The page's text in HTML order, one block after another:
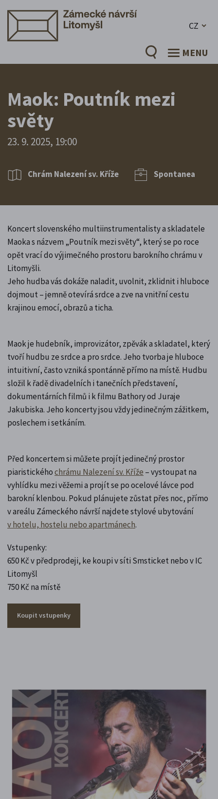
CZ
MENU
Maok: Poutník mezi
světy
23. 9. 2025, 19:00
Chrám Nalezení sv. Kříže Spontanea
Koncert slovenského multiinstrumentalisty a skladatele
Maoka s názvem „Poutník mezi světy“, který se po roce
opět vrací do výjimečného prostoru barokního chrámu v
Litomyšli.
Jeho hudba vás dokáže naladit, uvolnit, zklidnit i hluboce
dojmout – jemně otevírá srdce a zve na vnitřní cestu
krajinou emocí, obrazů a ticha.
Maok je hudebník, improvizátor, zpěvák a skladatel, který
tvoří hudbu ze srdce a pro srdce. Jeho tvorba je hluboce
intuitivní, často vzniká spontánně přímo na místě. Hudbu
složil k řadě divadelních i tanečních představení,
dokumentárních filmů i k filmu Bathory od Juraje
Jakubiska. Jeho koncerty jsou vždy jedinečným zážitkem,
poslechem i setkáním.
Před koncertem si můžete projít jedinečný prostor
piaristickéhochrámu Nalezení sv. Kříže – vystoupat na
vyhlídku mezi věžemi a projít se po ocelové lávce pod
barokní klenbou. Pokud plánujete zůstat přes noc, přímo
v areálu Zámeckého návrší najdete stylové ubytování
v hotelu, hostelu nebo apartmánech.
Vstupenky:
650 Kč v předprodeji, ke koupi v síti Smsticket nebo v IC
Litomyšl
750 Kč na místě
Koupit vstupenky